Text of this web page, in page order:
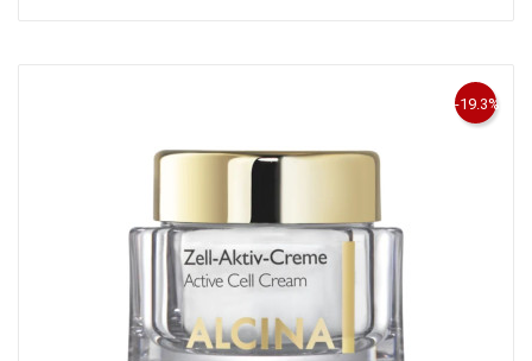
-19.3%